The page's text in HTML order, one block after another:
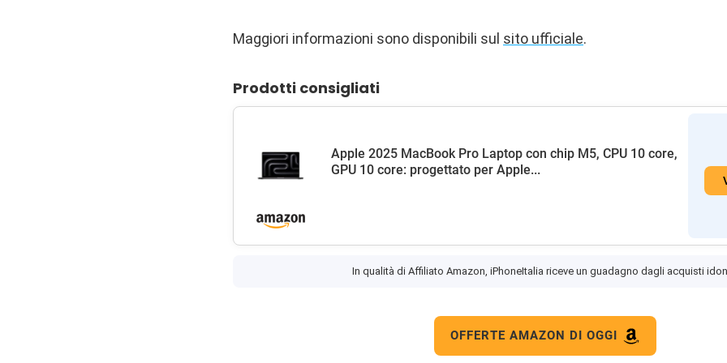
Maggiori informazioni sono disponibili sul sito ufficiale.
Prodotti consigliati
Apple 2025 MacBook Pro Laptop con chip M5, CPU 10 core,
GPU 10 core: progettato per Apple...
In qualità di Affiliato Amazon, iPhoneItalia riceve un guadagno dagli acquisti
OFFERTE AMAZON DI OGGI